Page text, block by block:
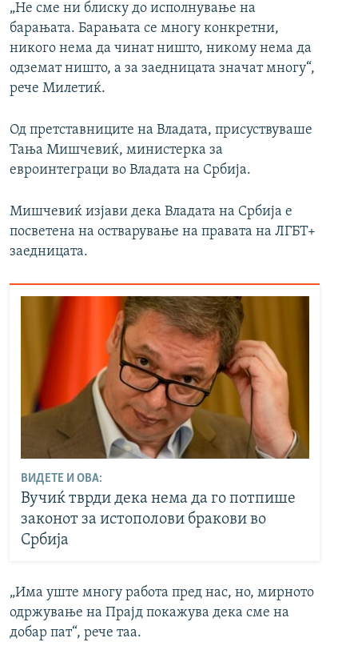
„Не сме ни блиску до исполнување на
барањата. Барањата се многу конкретни,
никого нема да чинат ништо, никому нема да
одземат ништо, а за заедницата значат многу“,
рече Милетиќ.
Од претставниците на Владата, присуствуваше
Тања Мишчевиќ, министерка за
евроинтеграци во Владата на Србија.
Мишчевиќ изјави дека Владата на Србија е
посветена на остварување на правата на ЛГБТ+
заедницата.
ВИДЕТЕ И ОВА:
Вучиќ тврди дека нема да го потпише
законот за истополови бракови во
Србија
„Има уште многу работа пред нас, но, мирното
одржување на Прајд покажува дека сме на
добар пат“, рече таа.